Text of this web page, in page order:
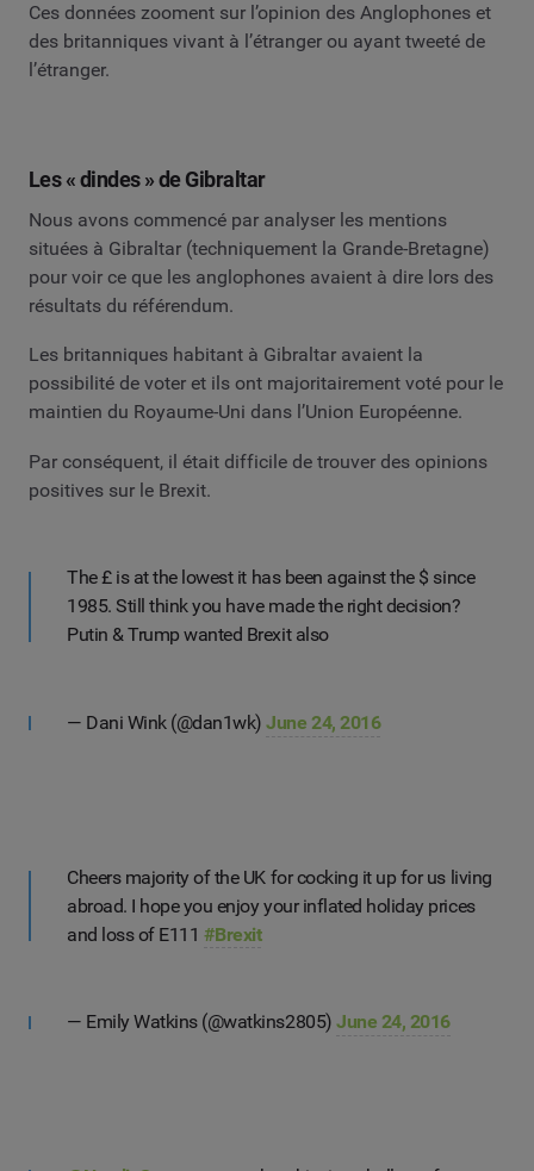
Ces données zooment sur l’opinion des Anglophones et
des britanniques vivant à l’étranger ou ayant tweeté de
l’étranger.
Les « dindes » de Gibraltar
Nous avons commencé par analyser les mentions
situées à Gibraltar (techniquement la Grande-Bretagne)
pour voir ce que les anglophones avaient à dire lors des
résultats du référendum.
Les britanniques habitant à Gibraltar avaient la
possibilité de voter et ils ont majoritairement voté pour le
maintien du Royaume-Uni dans l’Union Européenne.
Par conséquent, il était difficile de trouver des opinions
positives sur le Brexit.
The £ is at the lowest it has been against the $ since
1985. Still think you have made the right decision?
Putin & Trump wanted Brexit also
— Dani Wink (@dan1wk)June 24, 2016
Cheers majority of the UK for cocking it up for us living
abroad. I hope you enjoy your inflated holiday prices
and loss of E111 #Brexit
— Emily Watkins (@watkins2805)June 24, 2016